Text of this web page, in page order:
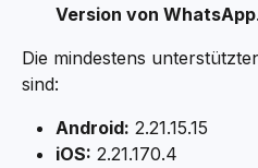
Version von WhatsApp.
Die mindestens
sind:
Android: 2.21.15.15
iOS: 2.21.170.4